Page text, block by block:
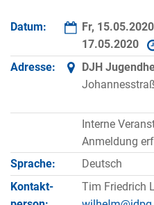
Datum: Fr, 15.05.2020
17.05.2020
Adresse:
DJH
Interne
Anmeldung
Sprache:
Deutsch
Kontakt­
Tim Friedrich